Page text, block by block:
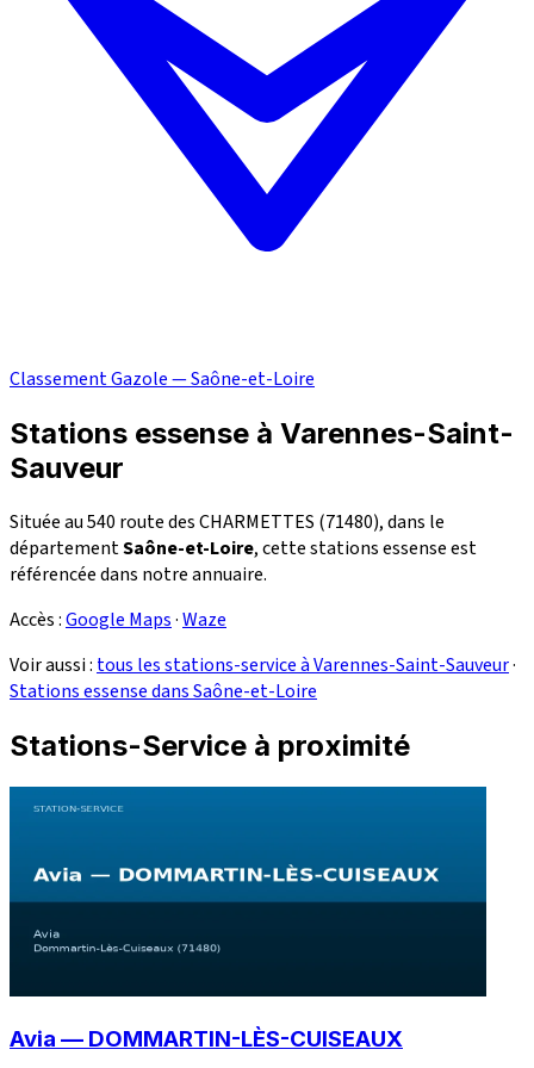
Classement Gazole — Saône-et-Loire
Stations essense à Varennes-Saint-
Sauveur
Située au 540 route des CHARMETTES (71480), dans le
départementSaône-et-Loire, cette stations essense est
référencée dans notre annuaire.
Accès :Google Maps·Waze
Voir aussi : tous les stations-service à Varennes-Saint-Sauveur·
Stations essense dans Saône-et-Loire
Stations-Service à proximité
Avia — DOMMARTIN-LÈS-CUISEAUX